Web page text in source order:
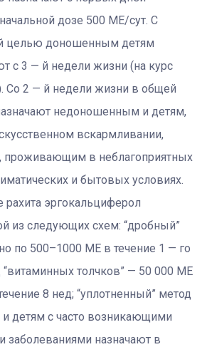
дозе 500 МЕ/сут. С
целью доношенным детям
с 3 — й недели жизни (на курс
Со 2 — й недели жизни в общей
недоношенным и детям,
вскармливании,
проживающим в неблагоприятных
и бытовых условиях.
эргокальциферол
из следующих схем: “дробный”
по 500–1000 МЕ в течение 1 — го
“витаминных толчков” — 50 000 МЕ
8 нед; “уплотненный” метод
детям с часто возникающими
заболеваниями назначают в